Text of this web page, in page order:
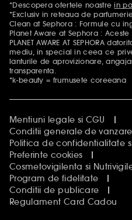
Mentiuni aditionale
*Descopera ofertele noastrein
*Exclusiv in reteaua de
Clean at Sephora : Formule cu
Planet Aware at Sephora :
PLANET AWARE AT SEPHORA
mediu, in special in ceea ce
lanturile de aprovizionare,
transparenta.
*k-beauty = frumusete coreeana
Mentiuni legale si CGU
Conditii generale de vanzare
Politica de confidentialitate
Preferinte cookies
Cosmetovigilenta si
Program de fidelitate
Conditii de publicare
Regulament Card Cadou